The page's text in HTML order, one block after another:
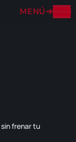
MENÚ➔
frenar tu